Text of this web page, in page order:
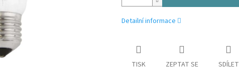
Detailní informace
TISK ZEPTAT SE SDÍLET